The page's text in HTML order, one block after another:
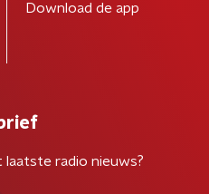
Download de app
radio nieuws?